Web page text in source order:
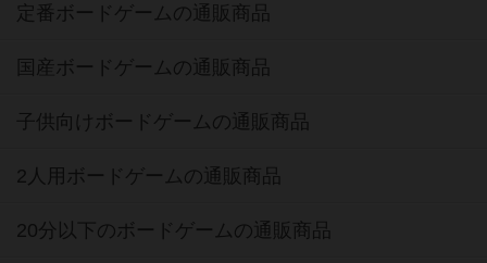
定番ボードゲームの通販商品
国産ボードゲームの通販商品
子供向けボードゲームの通販商品
2人用ボードゲームの通販商品
20分以下のボードゲームの通販商品